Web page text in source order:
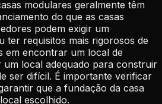
modulares geralmente têm
do que as casas
podem exigir um
ter requisitos mais rigorosos de
em encontrar um local de
local adequado para construir
ser difícil. É importante verificar
que a fundação da casa
escolhido.